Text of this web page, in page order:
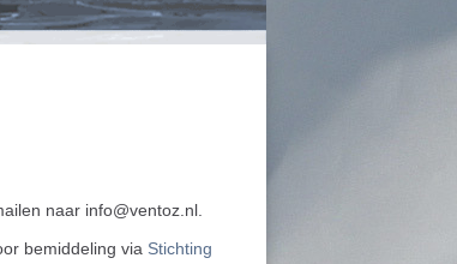
naar info@ventoz.nl.
bemiddeling via Stichting